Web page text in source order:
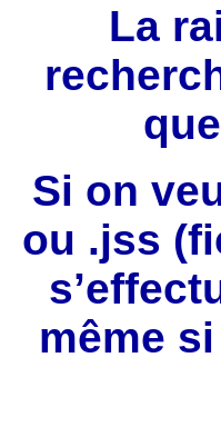
La
Si on
ou .jss
même